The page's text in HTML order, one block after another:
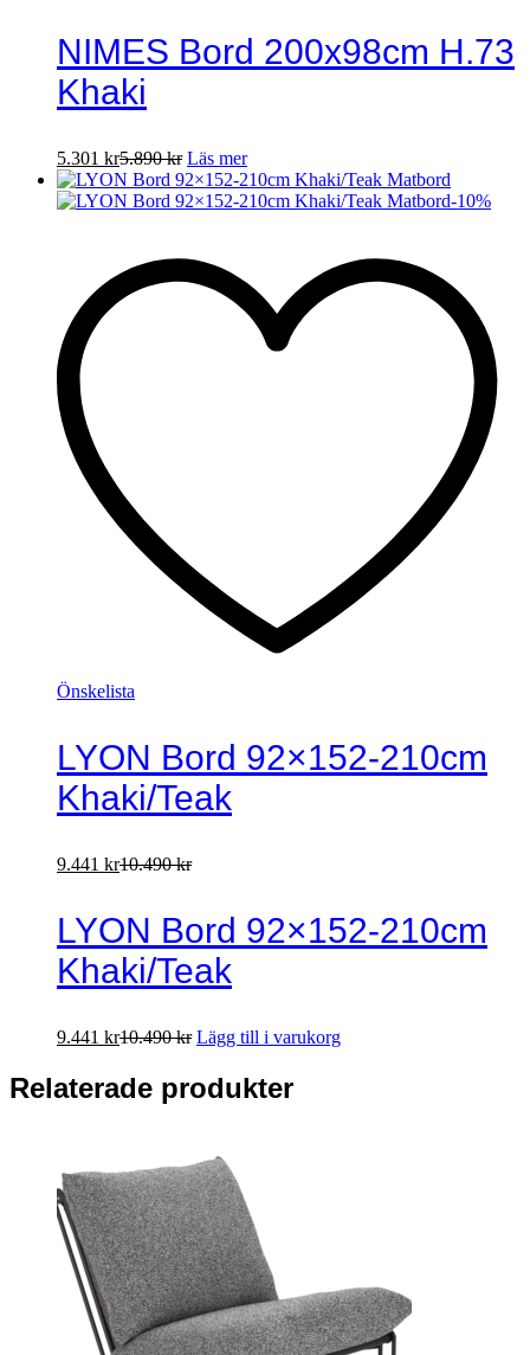
NIMES Bord 200x98cm H.73
Khaki
5.301 kr5.890kr Läs mer
-10%
Önskelista
LYON Bord 92×152-210cm
Khaki/Teak
9.441 kr10.490kr
LYON Bord 92×152-210cm
Khaki/Teak
9.441 kr10.490kr Lägg till i varukorg
Relaterade produkter